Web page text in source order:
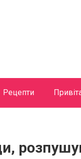
Рецепти